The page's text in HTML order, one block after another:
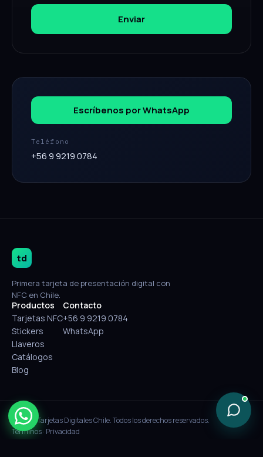
Enviar
Escríbenos por WhatsApp
Teléfono
+56 9 9219 0784
td
Primera tarjeta de presentación digital con
NFC en Chile.
Productos
Tarjetas NFC
Stickers
Llaveros
Catálogos
Blog
Contacto
+56 9 9219 0784
WhatsApp
© 2026 Tarjetas Digitales Chile. Todos los derechos reservados.
Términos· Privacidad